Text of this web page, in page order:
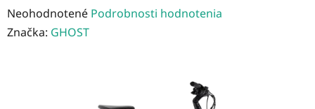
Priemerné
hodnotenie
Neohodnotené Podrobnosti hodnotenia
Značka: GHOST